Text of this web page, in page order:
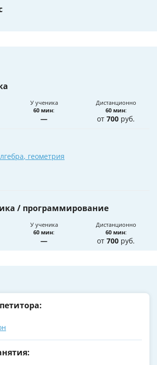
У ученика
60 мин:
—
Дистанционно
60 мин:
от700 руб.
, геометрия
/ программирование
У ученика
60 мин:
—
Дистанционно
60 мин:
от700 руб.